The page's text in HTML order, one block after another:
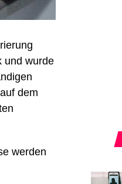
und wurde
dem
werden